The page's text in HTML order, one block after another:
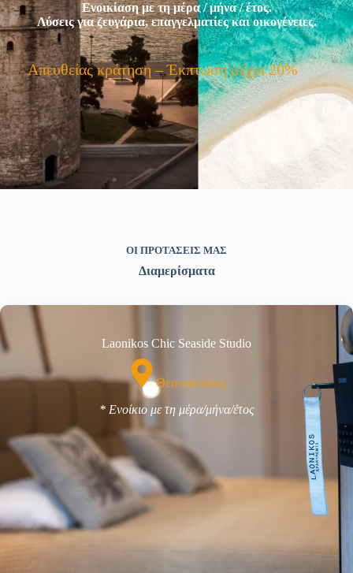
Ενοικίαση με τη μέρα / μήνα / έτος.
Λύσεις για ζευγάρια, επαγγελματίες και οικογένειες.
Απευθείας κράτηση – Έκπτωση μέχρι 20%
ΟΙ ΠΡΟΤΑΣΕΙΣ ΜΑΣ
Διαμερίσματα
Laonikos Chic Seaside Studio
Θεσσαλονίκη
* Ενοίκιο με τη μέρα/μήνα/έτος